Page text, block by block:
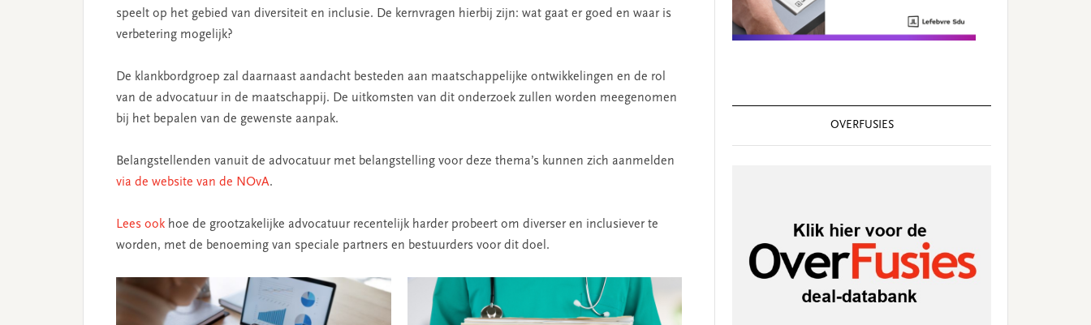
speelt op het gebied van diversiteit en inclusie. De kernvragen hierbij zijn: wat gaat er goed en waar is
verbetering mogelijk?
De klankbordgroep zal daarnaast aandacht besteden aan maatschappelijke ontwikkelingen en de rol
van de advocatuur in de maatschappij. De uitkomsten van dit onderzoek zullen worden meegenomen
bij het bepalen van de gewenste aanpak.
Belangstellenden vanuit de advocatuur met belangstelling voor deze thema’s kunnen zich aanmelden
via de website van de NOvA.
Lees ook hoe de grootzakelijke advocatuur recentelijk harder probeert om diverser en inclusiever te
worden, met de benoeming van speciale partners en bestuurders voor dit doel.
OVERFUSIES